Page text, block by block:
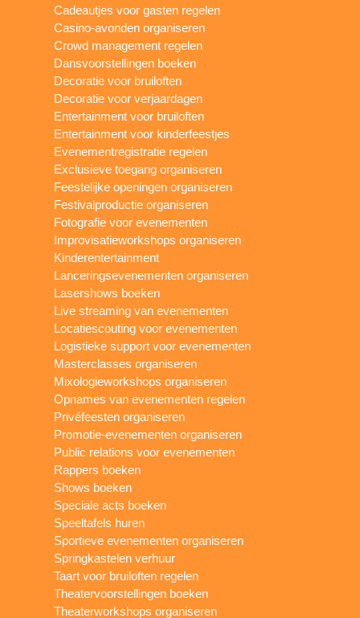
Cadeautjes voor gasten regelen
Casino-avonden organiseren
Crowd management regelen
Dansvoorstellingen boeken
Decoratie voor bruiloften
Decoratie voor verjaardagen
Entertainment voor bruiloften
Entertainment voor kinderfeestjes
Evenementregistratie regelen
Exclusieve toegang organiseren
Feestelijke openingen organiseren
Festivalproductie organiseren
Fotografie voor evenementen
Improvisatieworkshops organiseren
Kinderentertainment
Lanceringsevenementen organiseren
Lasershows boeken
Live streaming van evenementen
Locatiescouting voor evenementen
Logistieke support voor evenementen
Masterclasses organiseren
Mixologieworkshops organiseren
Opnames van evenementen regelen
Privéfeesten organiseren
Promotie-evenementen organiseren
Public relations voor evenementen
Rappers boeken
Shows boeken
Speciale acts boeken
Speeltafels huren
Sportieve evenementen organiseren
Springkastelen verhuur
Taart voor bruiloften regelen
Theatervoorstellingen boeken
Theaterworkshops organiseren